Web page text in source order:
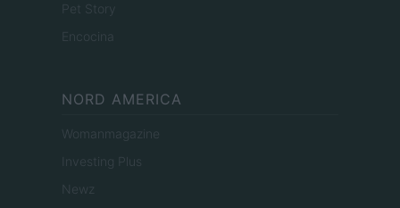
Pet Story
Encocina
NORD AMERICA
Womanmagazine
Investing Plus
Newz